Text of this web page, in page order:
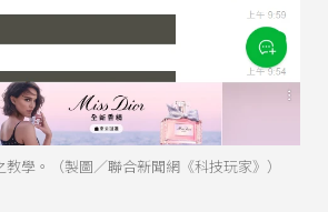
學。（製圖／聯合新聞網《科技玩家》）